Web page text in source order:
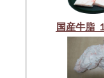
国産牛脂